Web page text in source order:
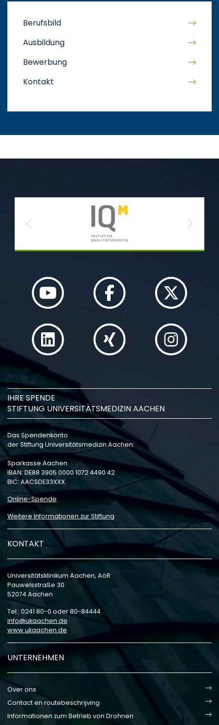
Berufsbild
Ausbildung
Bewerbung
Kontakt
Previous Next
IHRE SPENDE
STIFTUNG UNIVERSITÄTSMEDIZIN AACHEN
Das Spendenkonto
der Stiftung Universitätsmedizin Aachen:
Sparkasse Aachen
IBAN: DE88 3905 0000 1072 4490 42
BIC: AACSDE33XXX
Online-Spende
Weitere Informationen zur Stiftung
KONTAKT
Universitätsklinikum Aachen, AöR
Pauwelsstraße 30
52074 Aachen
Tel.: 0241 80-0 oder 80-84444
info
ukaachen de
www.ukaachen.de
UNTERNEHMEN
Over ons
Contact en routebeschrijving
Informationen zum Betrieb von Drohnen